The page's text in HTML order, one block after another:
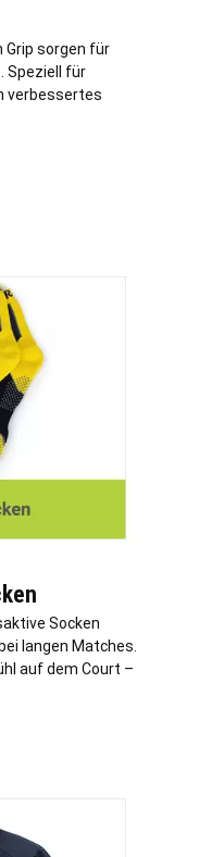
sorgen für
Speziell für
verbessertes
Socken
langen Matches.
auf dem Court –